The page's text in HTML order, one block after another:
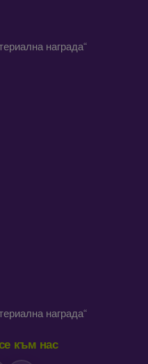
който е за вас.
награда“
награда“
към нас